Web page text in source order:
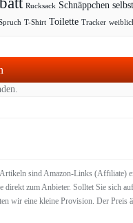
Rucksack Schnäppchen
T-Shirt Toilette Tracker
sind Amazon-Links (Affiliate)
direkt zum Anbieter. Solltet Sie sich
wir eine kleine Provision. Der Preis